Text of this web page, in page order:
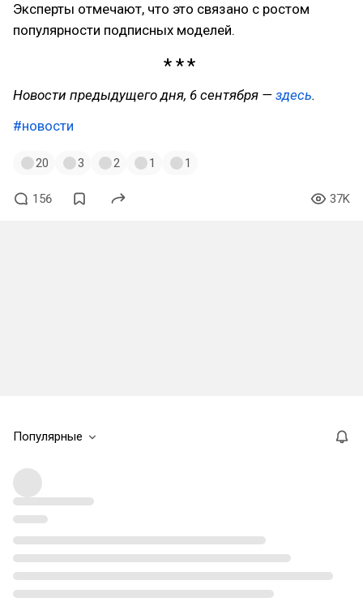
Эксперты отмечают, что это связано с ростом
популярности подписных моделей.
Новости предыдущего дня, 6 сентября — здесь.
#новости
20 3 2 1 1
156 37K
Популярные